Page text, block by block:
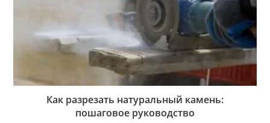
Как разрезать натуральный камень:
пошаговое руководство